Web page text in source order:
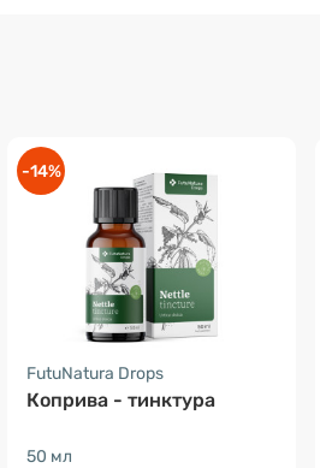
-14%
FutuNatura Drops
Коприва - тинктура
50 мл